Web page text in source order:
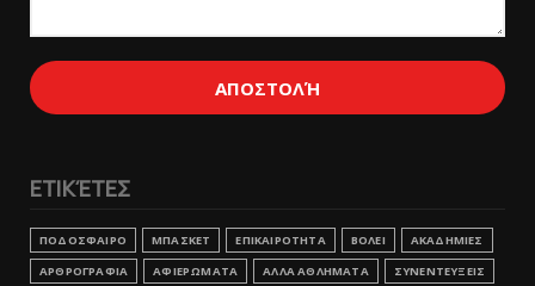
ΕΤΙΚΈΤΕΣ
ΠΟΔΟΣΦΑΙΡΟ ΜΠΑΣΚΕΤ ΕΠΙΚΑΙΡΟΤΗΤΑ ΒΟΛΕΙ
ΑΚΑΔΗΜΙΕΣ
ΑΡΘΡΟΓΡΑΦΙΑ
ΑΦΙΕΡΩΜΑΤΑ ΑΛΛΑ ΑΘΛΗΜΑΤΑ
ΣΥΝΕΝΤΕΥΞΕΙΣ